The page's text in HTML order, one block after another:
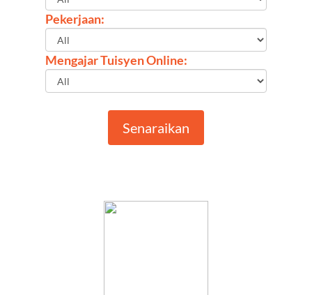
Pekerjaan:
Mengajar Tuisyen Online:
Senaraikan